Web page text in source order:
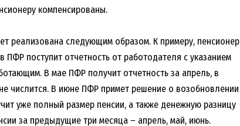
компенсированы.
реализована следующим образом. К примеру, пенсионер
поступит отчетность от работодателя с указанием
В мае ПФР получит отчетность за апрель, в
числится. В июне ПФР примет решение о возобновлении
уже полный размер пенсии, а также денежную разницу
за предыдущие три месяца – апрель, май, июнь.